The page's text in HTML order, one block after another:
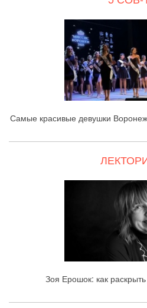
Самые красивые девушки
Зоя Ерошок: как